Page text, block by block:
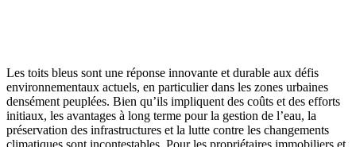
Les toits bleus sont une réponse innovante et durable aux défis
environnementaux actuels, en particulier dans les zones urbaines
densément peuplées. Bien qu’ils impliquent des coûts et des efforts
initiaux, les avantages à long terme pour la gestion de l’eau, la
préservation des infrastructures et la lutte contre les changements